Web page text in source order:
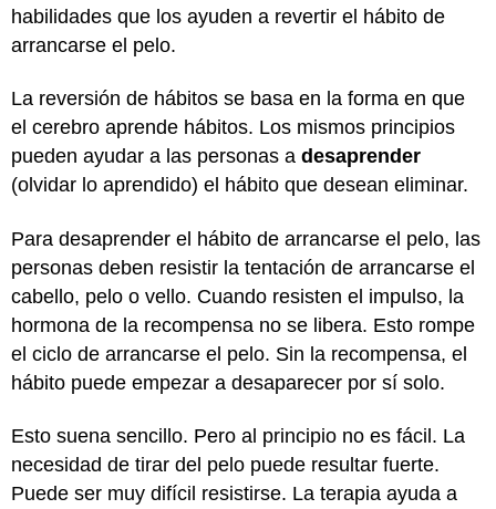
habilidades que los ayuden a revertir el hábito de
arrancarse el pelo.
La reversión de hábitos se basa en la forma en que
el cerebro aprende hábitos. Los mismos principios
pueden ayudar a las personas a desaprender
(olvidar lo aprendido) el hábito que desean eliminar.
Para desaprender el hábito de arrancarse el pelo, las
personas deben resistir la tentación de arrancarse el
cabello, pelo o vello. Cuando resisten el impulso, la
hormona de la recompensa no se libera. Esto rompe
el ciclo de arrancarse el pelo. Sin la recompensa, el
hábito puede empezar a desaparecer por sí solo.
Esto suena sencillo. Pero al principio no es fácil. La
necesidad de tirar del pelo puede resultar fuerte.
Puede ser muy difícil resistirse. La terapia ayuda a